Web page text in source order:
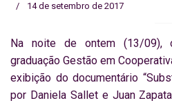
14 de setembro de 2017
Na noite de ontem (13/
graduação Gestão em
exibição do documentário
por Daniela Sallet e Juan